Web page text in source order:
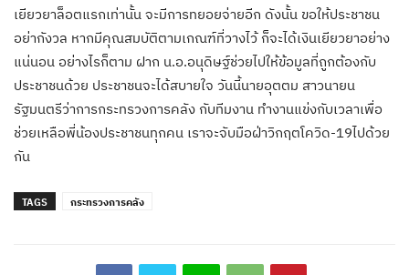
เยียวยาล็อตแรกเท่านั้น จะมีการทยอยจ่ายอีก ดังนั้น ขอให้ประชาชน
อย่ากังวล หากมีคุณสมบัติตามเกณฑ์ที่วางไว้ ก็จะได้เงินเยียวยาอย่าง
แน่นอน อย่างไรก็ตาม ฝาก น.อ.อนุดิษฐ์ช่วยไปให้ข้อมูลที่ถูกต้องกับ
ประชาชนด้วย ประชาชนจะได้สบายใจ วันนี้นายอุตตม สาวนายน
รัฐมนตรีว่าการกระทรวงการคลัง กับทีมงาน ทำงานแข่งกับเวลาเพื่อ
ช่วยเหลือพี่น้องประชาชนทุกคน เราจะจับมือฝ่าวิกฤตโควิด-19ไปด้วย
กัน
TAGS กระทรวงการคลัง